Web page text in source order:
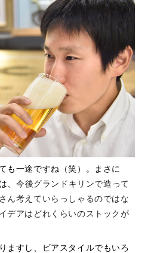
も一途ですね（笑）。まさに
、 今後グランドキリンで造って
ん考えていらっしゃるのではな
デアはどれくらいのストックが
ますし、ビアスタイルでもいろ